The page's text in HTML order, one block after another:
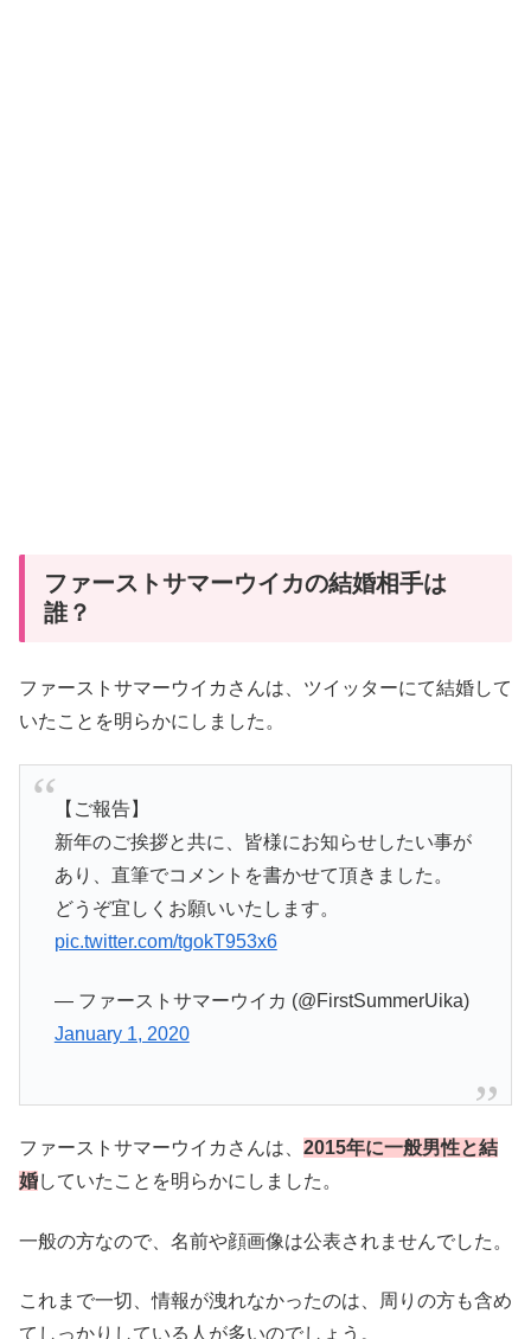
ファーストサマーウイカの結婚相手は
誰？
ファーストサマーウイカさんは、ツイッターにて結婚して
いたことを明らかにしました。
【ご報告】
新年のご挨拶と共に、皆様にお知らせしたい事が
あり、直筆でコメントを書かせて頂きました。
どうぞ宜しくお願いいたします。
pic.twitter.com/tgokT953x6
— ファーストサマーウイカ (@FirstSummerUika)
January 1, 2020
ファーストサマーウイカさんは、 2015年に一般男性と結
婚していたことを明らかにしました。
一般の方なので、名前や顔画像は公表されませんでした。
これまで一切、情報が洩れなかったのは、周りの方も含め
てしっかりしている人が多いのでしょう。